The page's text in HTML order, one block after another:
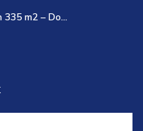
m2 – Do...